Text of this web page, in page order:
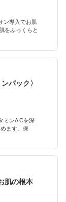
ン導入でお肌
をふっくらと
パック〉
ミンA Cを深
ます。保
肌の根本